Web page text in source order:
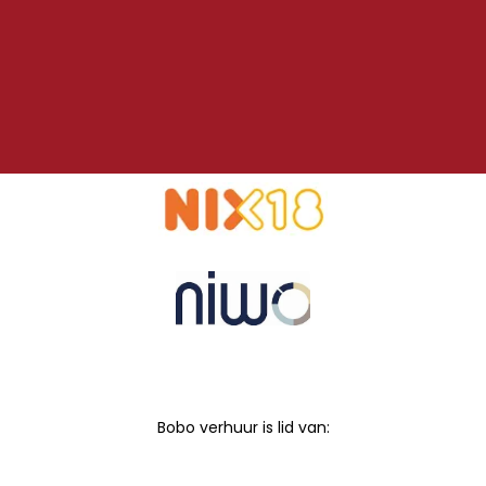
Bobo verhuur is lid van: